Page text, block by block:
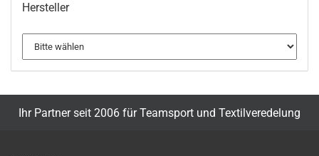
Hersteller
Ihr Partner seit 2006 für Teamsport und Textilveredelung